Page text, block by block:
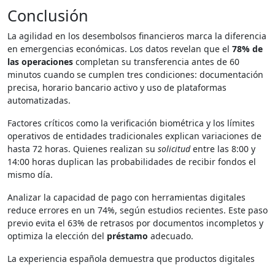
Conclusión
La agilidad en los desembolsos financieros marca la diferencia
en emergencias económicas. Los datos revelan que el 78% de
las operaciones completan su transferencia antes de 60
minutos cuando se cumplen tres condiciones: documentación
precisa, horario bancario activo y uso de plataformas
automatizadas.
Factores críticos como la verificación biométrica y los límites
operativos de entidades tradicionales explican variaciones de
hasta 72 horas. Quienes realizan su solicitudentre las 8:00 y
14:00 horas duplican las probabilidades de recibir fondos el
mismo día.
Analizar la capacidad de pago con herramientas digitales
reduce errores en un 74%, según estudios recientes. Este paso
previo evita el 63% de retrasos por documentos incompletos y
optimiza la elección del préstamo adecuado.
La experiencia española demuestra que productos digitales